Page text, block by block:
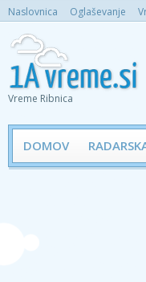
Naslovnica Oglaševanje
Vreme Ribnica
DOMOV